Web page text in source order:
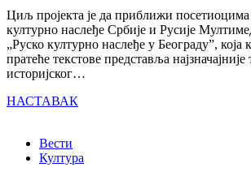
Циљ пројекта је да приближи посетиоцима
културно наслеђе Србије и Русије
„Руско културно наслеђе у Београду”, која
пратеће текстове представља најзначајније
историјског…
НАСТАВАК
Вести
Култура